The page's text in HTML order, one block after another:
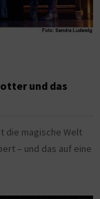
und das
die magische Welt
– und das auf eine